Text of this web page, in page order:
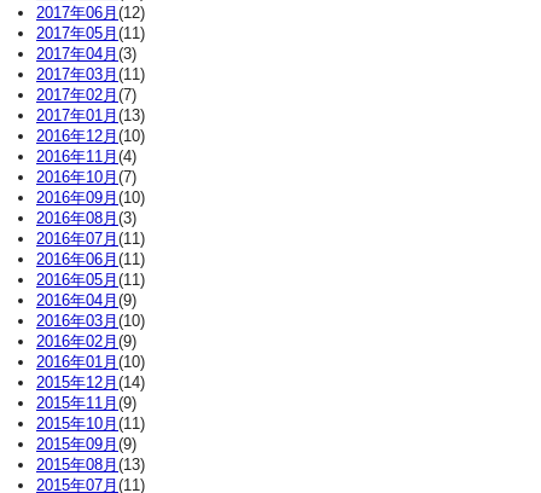
2017年06月 (12)
2017年05月 (11)
2017年04月 (3)
2017年03月 (11)
2017年02月 (7)
2017年01月 (13)
2016年12月 (10)
2016年11月 (4)
2016年10月 (7)
2016年09月 (10)
2016年08月 (3)
2016年07月 (11)
2016年06月 (11)
2016年05月 (11)
2016年04月 (9)
2016年03月 (10)
2016年02月 (9)
2016年01月 (10)
2015年12月 (14)
2015年11月 (9)
2015年10月 (11)
2015年09月 (9)
2015年08月 (13)
2015年07月 (11)